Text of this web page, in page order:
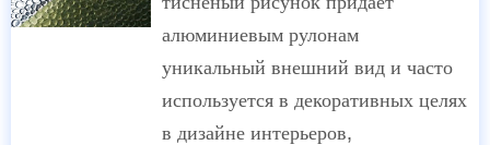
алюминиевым рулонам
уникальный внешний вид и часто
используется в декоративных целях
в дизайне интерьеров,